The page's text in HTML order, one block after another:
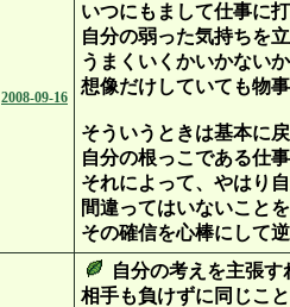
2008-09-16
いつにもまして仕事に
自分の弱った気持ちを
うまくいくかいかない
想像だけしていても物
そういうときは基本に
自分の根っこである仕
それによって、やはり
間違ってはいないこと
その確信を心棒にして
自分の考えを主張
相手も負けずに同じこ